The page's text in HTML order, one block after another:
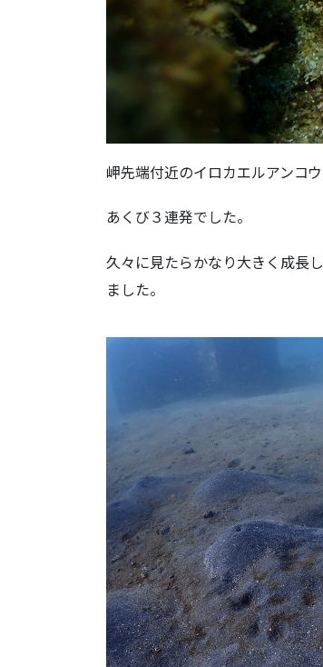
岬先端付近のイロカエルアンコウ
あくび３連発でした。
久々に見たらかなり大きく成長
ました。